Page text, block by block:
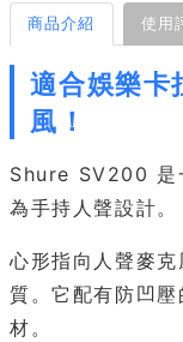
商品介紹 使用
適合娛樂卡
風！
Shure SV200 是
為手持人聲設計。
心形指向人聲麥
質。它配有防凹
材。